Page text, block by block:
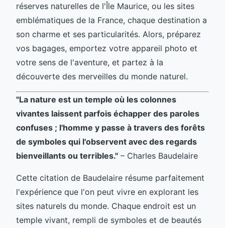
réserves naturelles de l'Île Maurice, ou les sites
emblématiques de la France, chaque destination a
son charme et ses particularités. Alors, préparez
vos bagages, emportez votre appareil photo et
votre sens de l'aventure, et partez à la
découverte des merveilles du monde naturel.
"La nature est un temple où les colonnes
vivantes laissent parfois échapper des paroles
confuses ; l'homme y passe à travers des forêts
de symboles qui l'observent avec des regards
bienveillants ou terribles." – Charles Baudelaire
Cette citation de Baudelaire résume parfaitement
l'expérience que l'on peut vivre en explorant les
sites naturels du monde. Chaque endroit est un
temple vivant, rempli de symboles et de beautés